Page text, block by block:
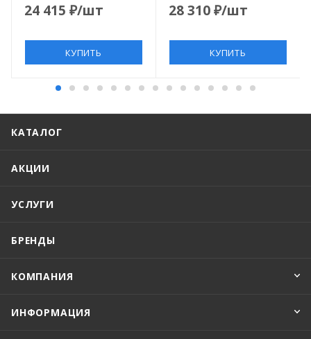
24 415 ₽/шт
КУПИТЬ
28 310₽/шт
КУПИТЬ
КАТАЛОГ
АКЦИИ
УСЛУГИ
БРЕНДЫ
КОМПАНИЯ
ИНФОРМАЦИЯ